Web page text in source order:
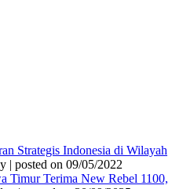
Strategis Indonesia di Wilayah
| posted on 09/05/2022
Timur Terima New Rebel 1100,